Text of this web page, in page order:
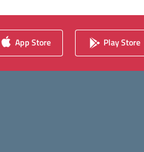
App Store Play Store